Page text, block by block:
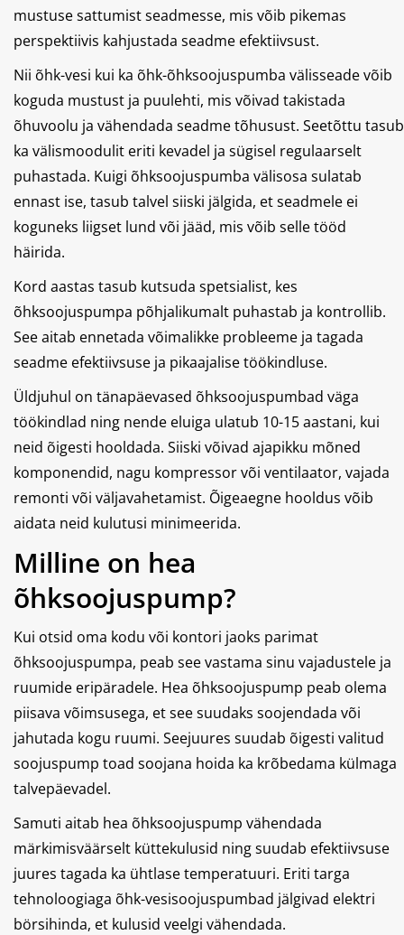
mustuse sattumist seadmesse, mis võib pikemas
perspektiivis kahjustada seadme efektiivsust.
Nii õhk-vesi kui ka õhk-õhksoojuspumba välisseade võib
koguda mustust ja puulehti, mis võivad takistada
õhuvoolu ja vähendada seadme tõhusust. Seetõttu tasub
ka välismoodulit eriti kevadel ja sügisel regulaarselt
puhastada. Kuigi õhksoojuspumba välisosa sulatab
ennast ise, tasub talvel siiski jälgida, et seadmele ei
koguneks liigset lund või jääd, mis võib selle tööd
häirida.
Kord aastas tasub kutsuda spetsialist, kes
õhksoojuspumpa põhjalikumalt puhastab ja kontrollib.
See aitab ennetada võimalikke probleeme ja tagada
seadme efektiivsuse ja pikaajalise töökindluse.
Üldjuhul on tänapäevased õhksoojuspumbad väga
töökindlad ning nende eluiga ulatub 10-15 aastani, kui
neid õigesti hooldada. Siiski võivad ajapikku mõned
komponendid, nagu kompressor või ventilaator, vajada
remonti või väljavahetamist. Õigeaegne hooldus võib
aidata neid kulutusi minimeerida.
Milline on hea
õhksoojuspump?
Kui otsid oma kodu või kontori jaoks parimat
õhksoojuspumpa, peab see vastama sinu vajadustele ja
ruumide eripäradele. Hea õhksoojuspump peab olema
piisava võimsusega, et see suudaks soojendada või
jahutada kogu ruumi. Seejuures suudab õigesti valitud
soojuspump toad soojana hoida ka krõbedama külmaga
talvepäevadel.
Samuti aitab hea õhksoojuspump vähendada
märkimisväärselt küttekulusid ning suudab efektiivsuse
juures tagada ka ühtlase temperatuuri. Eriti targa
tehnoloogiaga õhk-vesisoojuspumbad jälgivad elektri
börsihinda, et kulusid veelgi vähendada.